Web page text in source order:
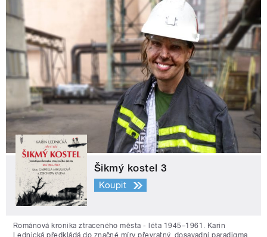
Šikmý kostel 3
Koupit
Románová kronika ztraceného města - léta 1945–1961. Karin
Lednická předkládá do značné míry převratný, dosavadní paradigma